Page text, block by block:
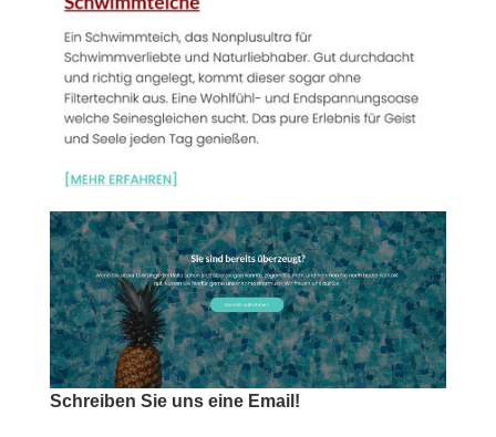
Schreiben Sie uns eine Email!